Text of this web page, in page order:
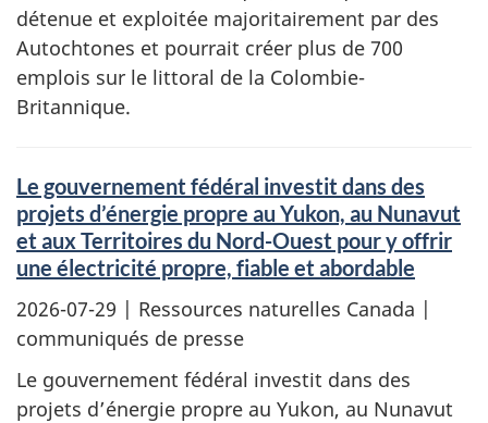
détenue et exploitée majoritairement par des
Autochtones et pourrait créer plus de 700
emplois sur le littoral de la Colombie-
Britannique.
Le gouvernement fédéral investit dans des
projets d’énergie propre au Yukon, au Nunavut
et aux Territoires du Nord-Ouest pour y offrir
une électricité propre, fiable et abordable
2026-07-29 | Ressources naturelles Canada |
communiqués de presse
Le gouvernement fédéral investit dans des
projets d’énergie propre au Yukon, au Nunavut